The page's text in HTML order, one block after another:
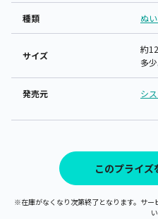
種類 ぬ
サイズ
約
多
発売元 シ
このプライズ
※在庫がなくなり次第終了となります。サ
い